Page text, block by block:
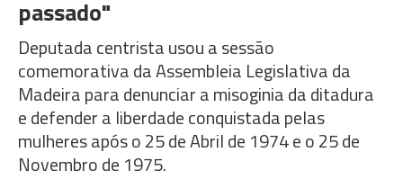
passado"
Deputada centrista usou a sessão
comemorativa da Assembleia Legislativa da
Madeira para denunciar a misoginia da ditadura
e defender a liberdade conquistada pelas
mulheres após o 25 de Abril de 1974 e o 25 de
Novembro de 1975.